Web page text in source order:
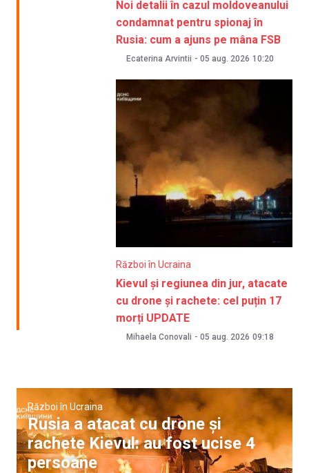
Noi detalii în cazul moldoveanului
condamnat pentru spionaj în
Rusia: cum a ajuns pe mâna FSB
Ecaterina Arvintii - 05 aug. 2026 10:20
Război în Ucraina
Kievul și regiunea din jur, atacate
cu drone și rachete: cel puțin 17
morți UPDATE
Mihaela Conovali - 05 aug. 2026 09:18
Război în Ucraina
Rusia a atacat cu drone și
rachete Kievul: au fost ucise 4
persoane